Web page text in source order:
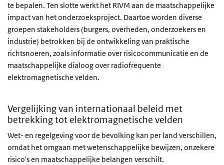
te bepalen. Ten slotte werkt het RIVM aan de maatschappelijke
impact van het onderzoeksproject. Daartoe worden diverse
groepen stakeholders (burgers, overheden, onderzoekers en
industrie) betrokken bij de ontwikkeling van praktische
richtsnoeren, zoals informatie over risicocommunicatie en de
maatschappelijke dialoog over radiofrequente
elektromagnetische velden.
Vergelijking van internationaal beleid met
betrekking tot elektromagnetische velden
Wet- en regelgeving voor de bevolking kan per land verschillen,
omdat het omgaan met wetenschappelijke bewijzen, onzekere
risico's en maatschappelijke belangen verschilt.